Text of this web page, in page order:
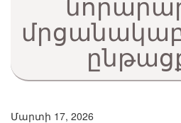
Մարտի 17, 2026